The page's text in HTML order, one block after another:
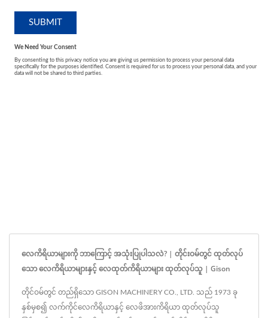
လေကိရိယာများကို ဘာကြောင့် အသုံးပြုပါသလဲ? | တိုင်းဝမ်တွင် ထုတ်လုပ်
သော လေကိရိယာများနှင့် လေထုတ်ကိရိယာများ ထုတ်လုပ်သူ | Gison
တိုင်ဝမ်တွင် တည်ရှိသော GISON MACHINERY CO., LTD. သည် 1973 ခု
နှစ်မှစ၍ လက်ကိုင်လေကိရိယာနှင့် လေဖိအားကိရိယာ ထုတ်လုပ်သူ